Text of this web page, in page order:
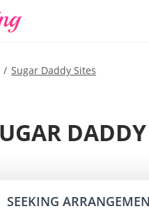
Sugar Daddy Sites
SEEKING